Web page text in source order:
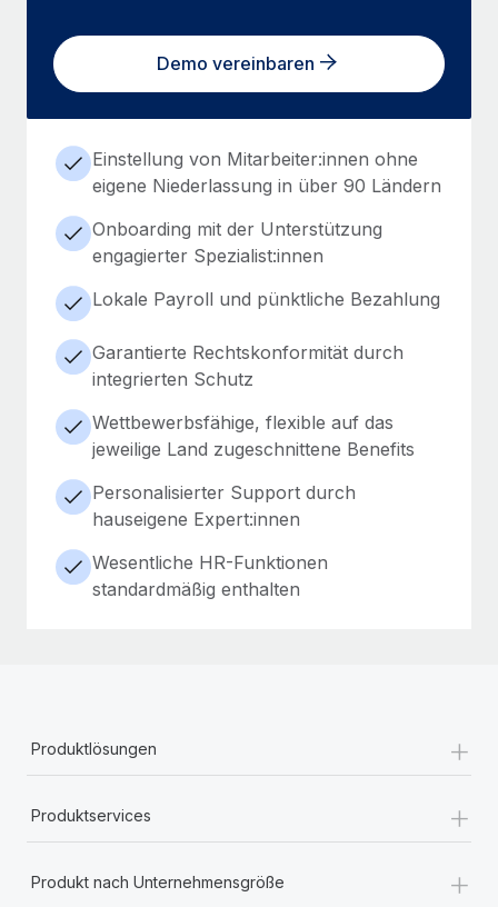
Demo vereinbaren
Einstellung von Mitarbeiter:innen ohne
eigene Niederlassung in über 90 Ländern
Onboarding mit der Unterstützung
engagierter Spezialist:innen
Lokale Payroll und pünktliche Bezahlung
Garantierte Rechtskonformität durch
integrierten Schutz
Wettbewerbsfähige, flexible auf das
jeweilige Land zugeschnittene Benefits
Personalisierter Support durch
hauseigene Expert:innen
Wesentliche HR-Funktionen
standardmäßig enthalten
Produktlösungen +
Produktservices +
Produkt nach Unternehmensgröße +